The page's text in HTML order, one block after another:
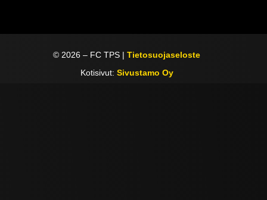
© 2026 – FC TPS |Tietosuojaseloste
Kotisivut: Sivustamo Oy